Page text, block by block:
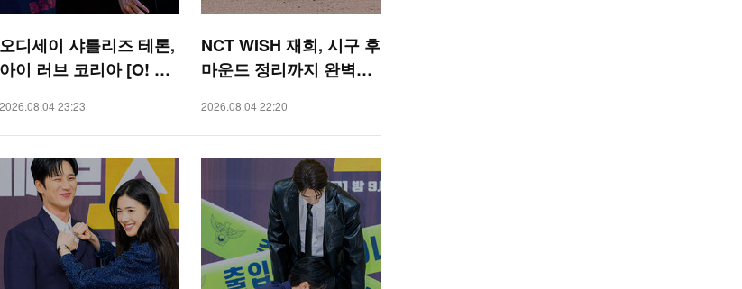
오디세이 샤를리즈 테론,
아이 러브 코리아 [O! ST
2026.08.04 23:23
NCT WISH 재희, 시구 후
마운드 정리까지 완벽
2026.08.04 22:20